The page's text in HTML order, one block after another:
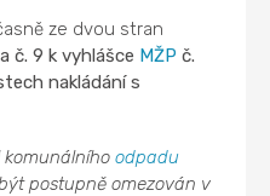
ze dvou stran
č. 9 k vyhlášce MŽP č.
nakládání s
komunálníhoodpadu
postupně omezován v